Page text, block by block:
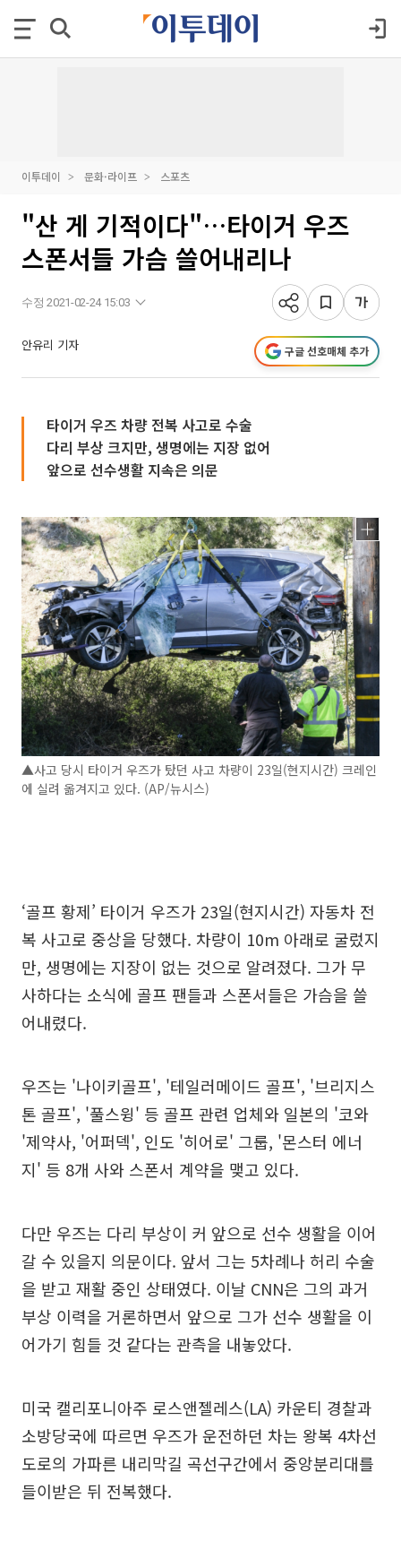
이투데이 문화·라이프 스포츠
"산 게 기적이다"…타이거 우즈
스폰서들 가슴 쓸어내리나
수정 2021-02-24 15:03
안유리 기자 구글 선호매체 추가
타이거 우즈 차량 전복 사고로 수술
다리 부상 크지만, 생명에는 지장 없어
앞으로 선수생활 지속은 의문
▲사고 당시 타이거 우즈가 탔던 사고 차량이 23일(현지시간) 크레인
에 실려 옮겨지고 있다. (AP/뉴시스)
‘골프 황제’ 타이거 우즈가 23일(현지시간) 자동차 전
복 사고로 중상을 당했다. 차량이 10m 아래로 굴렀지
만, 생명에는 지장이 없는 것으로 알려졌다. 그가 무
사하다는 소식에 골프 팬들과 스폰서들은 가슴을 쓸
어내렸다.
우즈는 '나이키골프', '테일러메이드 골프', '브리지스
톤 골프', '풀스윙' 등 골프 관련 업체와 일본의 '코와
'제약사, '어퍼덱', 인도 '히어로' 그룹, '몬스터 에너
지' 등 8개 사와 스폰서 계약을 맺고 있다.
다만 우즈는 다리 부상이 커 앞으로 선수 생활을 이어
갈 수 있을지 의문이다. 앞서 그는 5차례나 허리 수술
을 받고 재활 중인 상태였다. 이날 CNN은 그의 과거
부상 이력을 거론하면서 앞으로 그가 선수 생활을 이
어가기 힘들 것 같다는 관측을 내놓았다.
미국 캘리포니아주 로스앤젤레스(LA) 카운티 경찰과
소방당국에 따르면 우즈가 운전하던 차는 왕복 4차선
도로의 가파른 내리막길 곡선구간에서 중앙분리대를
들이받은 뒤 전복했다.